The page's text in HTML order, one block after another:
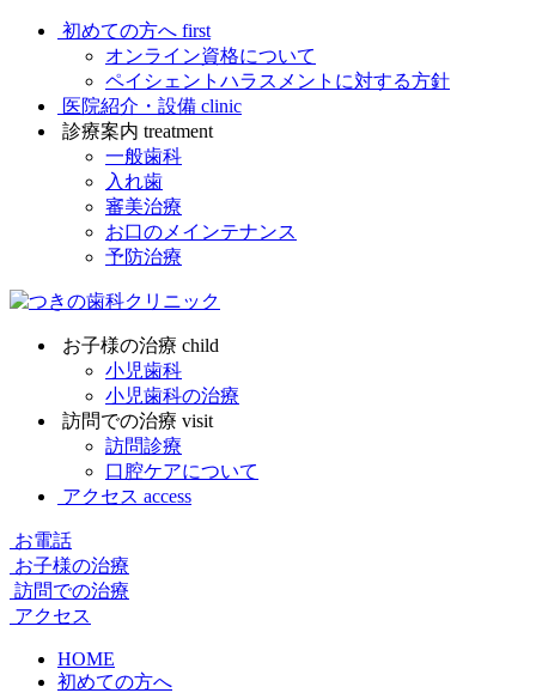
初めての方へ first
オンライン資格について
ペイシェントハラスメントに対する方針
医院紹介・設備 clinic
診療案内 treatment
一般歯科
入れ歯
審美治療
お口のメインテナンス
予防治療
お子様の治療 child
小児歯科
小児歯科の治療
訪問での治療 visit
訪問診療
口腔ケアについて
アクセス access
お電話
お子様の治療
訪問での治療
アクセス
HOME
初めての方へ